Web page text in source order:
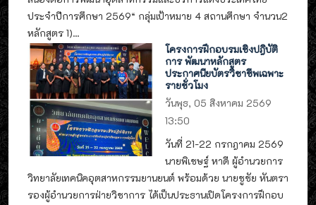
ประจำปีการศึกษา 2569“ กลุ่มเป้าหมาย 4 สถานศึกษา จำนวน2
หลักสูตร 1)...
โครงการฝึกอบรมเชิงปฎิบัติ
การ พัฒนาหลักสูตร
ประกาศนียบัตรวิชาชีพเฉพาะ
รายชั่วโมง
วันพุธ, 05 สิงหาคม 2569
13:50
วันที่ 21-22 กรกฎาคม 2569
นายพิเชษฐ์ หาดี ผู้อำนวยการ
วิทยาลัยเทคนิคอุตสาหกรรมยานยนต์ พร้อมด้วย นายชูชัย หันตรา
รองผู้อำนวยการฝ่ายวิชาการ ได้เป็นประธานเปิดโครงการฝึกอบ